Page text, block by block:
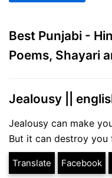
Best Punjabi -
Poems, Shayari
Jealousy ||
Jealousy can make
But it can destroy you
Translate Facebook